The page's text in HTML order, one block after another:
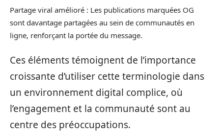
Partage viral amélioré : Les publications marquées OG
sont davantage partagées au sein de communautés en
ligne, renforçant la portée du message.
Ces éléments témoignent de l’importance
croissante d’utiliser cette terminologie dans
un environnement digital complice, où
l’engagement et la communauté sont au
centre des préoccupations.